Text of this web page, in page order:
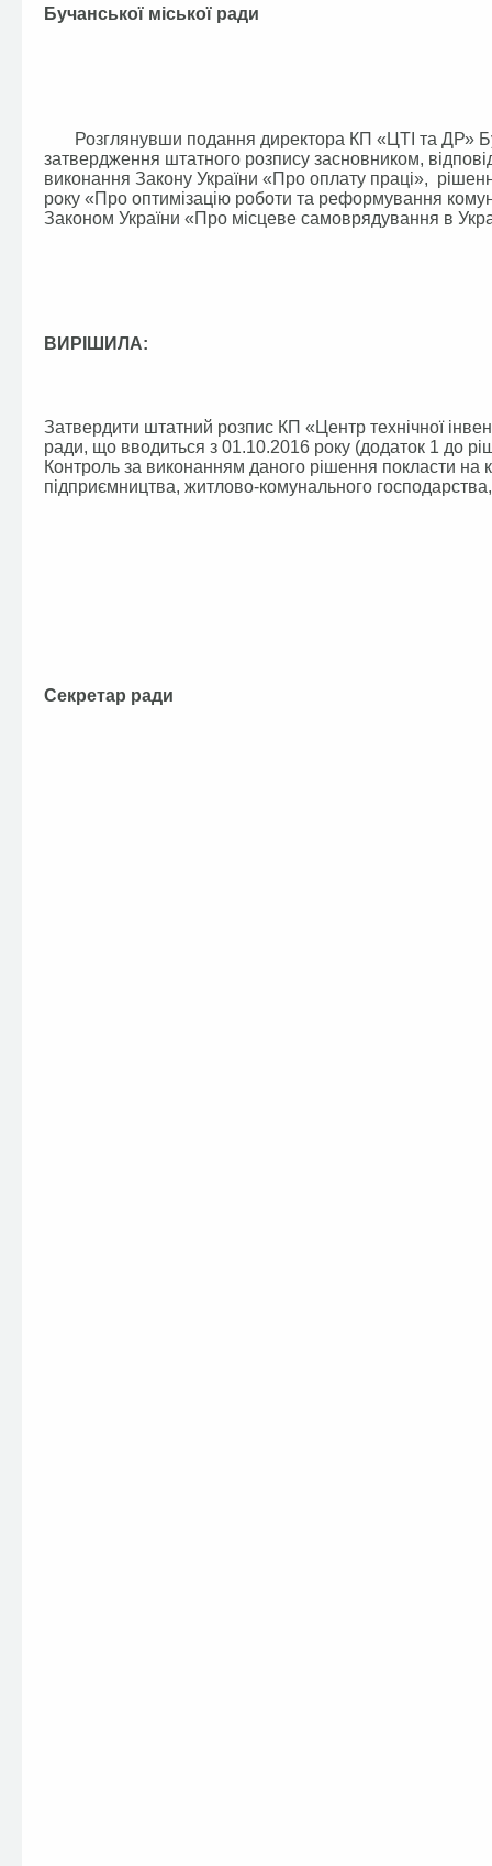
Бучанської міської ради
Розглянувши подання директора КП «ЦТІ та ДР»
затвердження штатного розпису засновником,
виконання Закону України «Про оплату праці»,
року «Про оптимізацію роботи та реформування
Законом України «Про місцеве самоврядування в
ВИРІШИЛА:
Затвердити штатний розпис КП «Центр технічної
ради, що вводиться з 01.10.2016 року (додаток 1 до
Контроль за виконанням даного рішення покласти на
підприємництва, житлово-комунального
Секретар ради